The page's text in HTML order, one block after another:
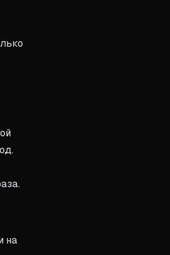
на